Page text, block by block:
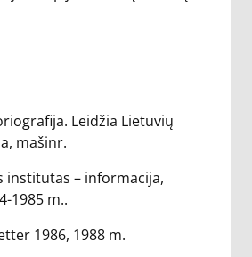
Leidžia Lietuvių
mašinr.
institutas – informacija,
1985 m..
1986, 1988 m.